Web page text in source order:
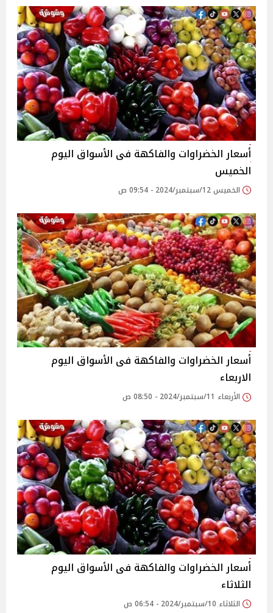
أسعار الخضراوات والفاكهة فى الأسواق‎‎ اليوم
الخميس
الخميس 12/سبتمبر/2024 - 09:54 ص
أسعار الخضراوات والفاكهة فى الأسواق‎‎ اليوم
الاربعاء
الأربعاء 11/سبتمبر/2024 - 08:50 ص
أسعار الخضراوات والفاكهة فى الأسواق‎‎ اليوم
الثلاثاء
الثلاثاء 10/سبتمبر/2024 - 06:54 ص